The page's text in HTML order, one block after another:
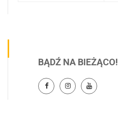
BĄDŹ NA BIEŻĄCO!